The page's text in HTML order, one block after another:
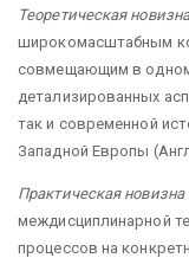
Теоретическая
широкомасштабным
совмещающим в
детализированных
так и современной
Западной Европы
Практическая новизна
междисциплинарной
процессов на